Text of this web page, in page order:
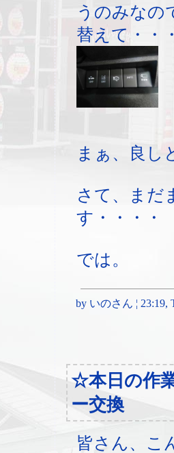
うのみなの
替えて・・
まぁ、良し
さて、まだ
す・・・・
では。
by いのさん ¦ 23:19,
☆本日の作
ー交換
皆さん、こ